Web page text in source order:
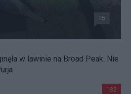
15
w lawinie na Broad Peak. Nie
132